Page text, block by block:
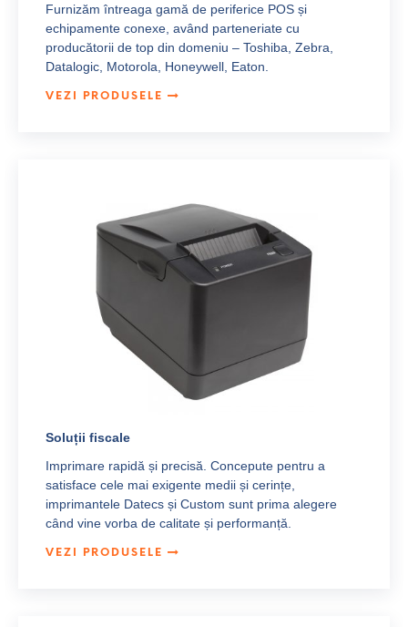
Furnizăm întreaga gamă de periferice POS și
echipamente conexe, având parteneriate cu
producătorii de top din domeniu – Toshiba, Zebra,
Datalogic, Motorola, Honeywell, Eaton.
VEZI PRODUSELE
Soluții fiscale
Imprimare rapidă și precisă. Concepute pentru a
satisface cele mai exigente medii și cerințe,
imprimantele Datecs și Custom sunt prima alegere
când vine vorba de calitate și performanță.
VEZI PRODUSELE